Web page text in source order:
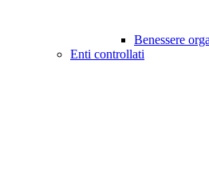
Benessere
Enti controllati